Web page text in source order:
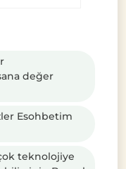
değer
Esohbetim
teknolojiye